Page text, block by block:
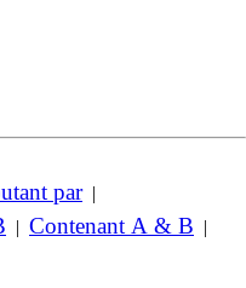
par|
| Contenant A & B |